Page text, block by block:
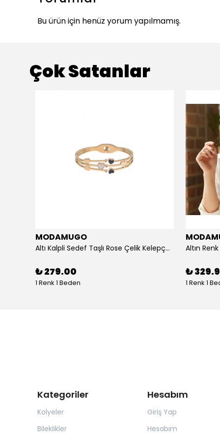
Bu ürün için henüz yorum yapılmamış.
Çok Satanlar
MODAMUGO
Altı Kalpli Sedef Taşlı Rose Çelik Kelepçe Bileklik
₺ 279.00
1 Renk 1 Beden
₺
1 Renk 1
Kategoriler
Kolyeler
Bileklikler
Hesabım
Giriş Yap
Hesabım